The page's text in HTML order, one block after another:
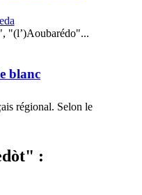
"(l’)Aoubarédo"...
blanc
régional. Selon le
: